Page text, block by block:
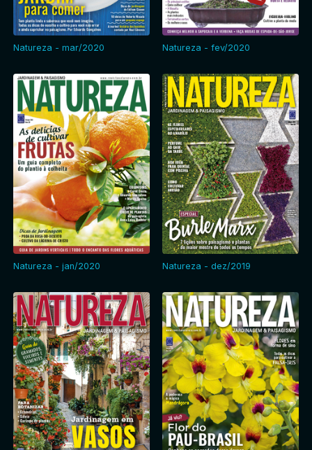
Natureza - mar/2020 Natureza - fev/2020
Natureza - jan/2020 Natureza - dez/2019